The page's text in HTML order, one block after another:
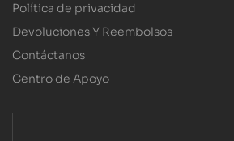
Política de privacidad
Devoluciones Y Reembolsos
Contáctanos
Centro de Apoyo